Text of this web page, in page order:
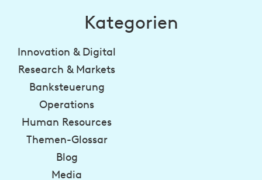
Kategorien
Innovation & Digital
Research & Markets
Banksteuerung
Operations
Human Resources
Themen-Glossar
Blog
Media